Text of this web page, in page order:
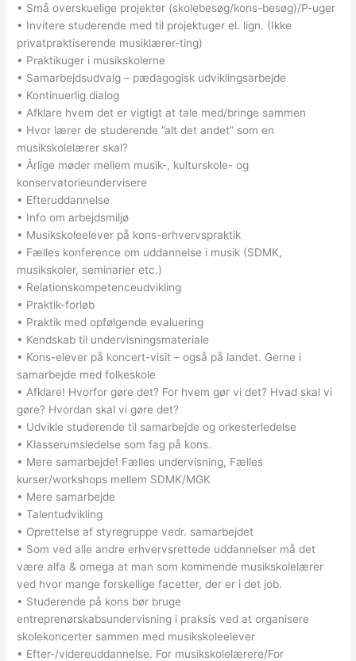
• Små overskuelige projekter (skolebesøg/kons-besøg)/P-uger
• Invitere studerende med til projektuger el. lign. (Ikke
privatpraktiserende musiklærer-ting)
• Praktikuger i musikskolerne
• Samarbejdsudvalg – pædagogisk udviklingsarbejde
• Kontinuerlig dialog
• Afklare hvem det er vigtigt at tale med/bringe sammen
• Hvor lærer de studerende ”alt det andet” som en
musikskolelærer skal?
• Årlige møder mellem musik-, kulturskole- og
konservatorieundervisere
• Efteruddannelse
• Info om arbejdsmiljø
• Musikskoleelever på kons-erhvervspraktik
• Fælles konference om uddannelse i musik (SDMK,
musikskoler, seminarier etc.)
• Relationskompetenceudvikling
• Praktik-forløb
• Praktik med opfølgende evaluering
• Kendskab til undervisningsmateriale
• Kons-elever på koncert-visit – også på landet. Gerne i
samarbejde med folkeskole
• Afklare! Hvorfor gøre det? For hvem gør vi det? Hvad skal vi
gøre? Hvordan skal vi gøre det?
• Udvikle studerende til samarbejde og orkesterledelse
• Klasserumsledelse som fag på kons.
• Mere samarbejde! Fælles undervisning, Fælles
kurser/workshops mellem SDMK/MGK
• Mere samarbejde
• Talentudvikling
• Oprettelse af styregruppe vedr. samarbejdet
• Som ved alle andre erhvervsrettede uddannelser må det
være alfa & omega at man som kommende musikskolelærer
ved hvor mange forskellige facetter, der er i det job.
• Studerende på kons bør bruge
entreprenørskabsundervisning i praksis ved at organisere
skolekoncerter sammen med musikskoleelever
• Efter-/videreuddannelse. For musikskolelærere/For